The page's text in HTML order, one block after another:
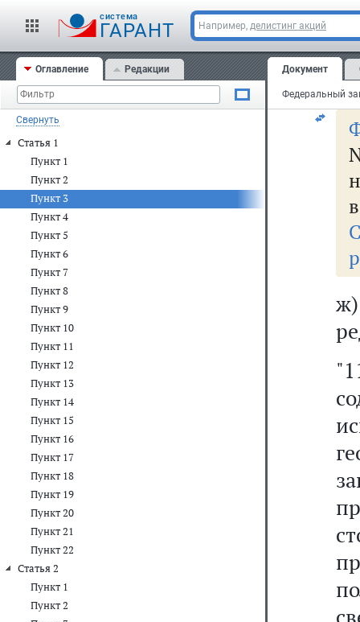
cистема
ГАРАНТ Например, делистинг акций
Оглавление Редакции
Свернуть
Статья 1
Пункт 1
Пункт 2
Пункт 3
Пункт 4
Пункт 5
Пункт 6
Пункт 7
Пункт 8
Пункт 9
Пункт 10
Пункт 11
Пункт 12
Пункт 13
Пункт 14
Пункт 15
Пункт 16
Пункт 17
Пункт 18
Пункт 19
Пункт 20
Пункт 21
Пункт 22
Статья 2
Пункт 1
Пункт 2
Документ